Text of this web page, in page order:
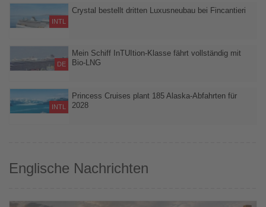
auf der Isla Catalina vor der Dominikanischen Republik
INTL
Crystal bestellt dritten Luxusneubau bei Fincantieri
werden und Platz für bis zu 650 Gäste bieten
DE
Mein Schiff InTUItion-Klasse fährt vollständig mit
Bio-LNG
neuen Schiffsgeneration deutlich senken
INTL
Princess Cruises plant 185 Alaska-Abfahrten für
2028
Englische Nachrichten